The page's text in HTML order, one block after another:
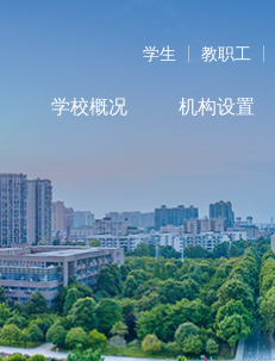
学生 教职工
学校概况 机构设置